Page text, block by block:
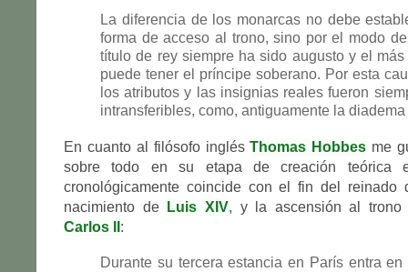
La diferencia de los monarcas no debe
forma de acceso al trono, sino por el modo
título de rey siempre ha sido augusto y el
puede tener el príncipe soberano. Por esta
los atributos y las insignias reales fueron
intransferibles, como, antiguamente la
En cuanto al filósofo inglésThomas Hobbes me
sobre todo en su etapa de creación teórica
cronológicamente coincide con el fin del
nacimiento de
Luis XIV, y la ascensión al trono
Carlos II :
Durante su tercera estancia en París entra en